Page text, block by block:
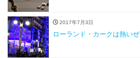
2017年7月3日
ローランド・カークは熱いぜ